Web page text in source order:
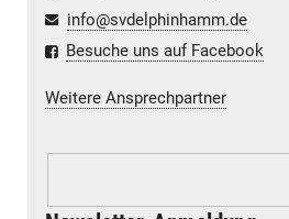
info@svdelphinhamm.de
Besuche uns auf Facebook
Weitere Ansprechpartner